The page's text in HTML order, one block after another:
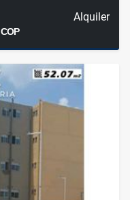
Alquiler
COP